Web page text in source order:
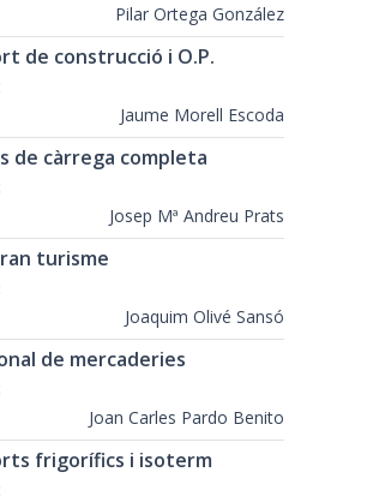
Pilar Ortega González
de construcció i O.P.
Jaume Morell Escoda
de càrrega completa
Josep Mª Andreu Prats
turisme
Joaquim Olivé Sansó
de mercaderies
Joan Carles Pardo Benito
frigorífics i isoterm